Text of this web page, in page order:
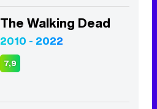
The Walking Dead
2010 - 2022
7,9